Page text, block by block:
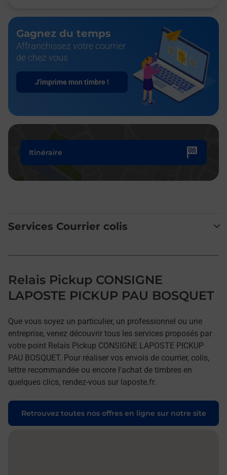
Gagnez du temps
Affranchissez votre courrier
de chez vous
J'imprime mon timbre !
Itinéraire
Services Courrier colis
Relais Pickup CONSIGNE
LAPOSTE PICKUP PAU BOSQUET
Que vous soyez un particulier, un professionnel ou une
entreprise, venez découvrir tous les services proposés par
votre point Relais Pickup CONSIGNE LAPOSTE PICKUP
PAU BOSQUET. Pour réaliser vos envois de courrier, colis,
lettre recommandée ou encore l'achat de timbres en
quelques clics, rendez-vous sur laposte.fr.
Retrouvez toutes nos offres en ligne sur notre site